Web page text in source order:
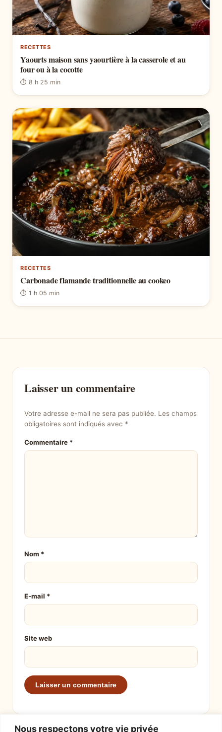
Nous respectons votre vie privée
RECETTES
Yaourts maison sans yaourtière à la casserole et au
four ou à la cocotte
⏱ 8 h 25 min
RECETTES
Carbonade flamande traditionnelle au cookeo
⏱ 1 h 05 min
Laisser un commentaire
Votre adresse e-mail ne sera pas publiée. Les champs
obligatoires sont indiqués avec *
Commentaire *
Nom *
E-mail *
Site web